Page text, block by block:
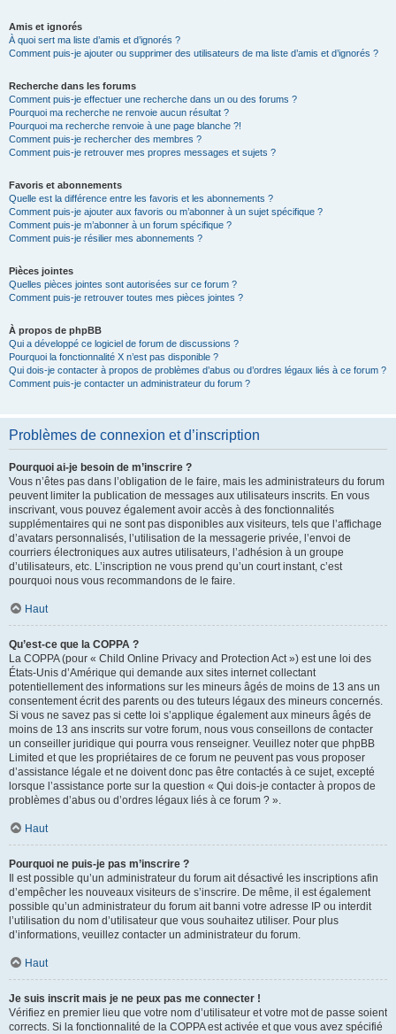
Amis et ignorés
À quoi sert ma liste d’amis et d’ignorés ?
Comment puis-je ajouter ou supprimer des utilisateurs de ma liste d’amis et d’ignorés ?
Recherche dans les forums
Comment puis-je effectuer une recherche dans un ou des forums ?
Pourquoi ma recherche ne renvoie aucun résultat ?
Pourquoi ma recherche renvoie à une page blanche ?!
Comment puis-je rechercher des membres ?
Comment puis-je retrouver mes propres messages et sujets ?
Favoris et abonnements
Quelle est la différence entre les favoris et les abonnements ?
Comment puis-je ajouter aux favoris ou m’abonner à un sujet spécifique ?
Comment puis-je m’abonner à un forum spécifique ?
Comment puis-je résilier mes abonnements ?
Pièces jointes
Quelles pièces jointes sont autorisées sur ce forum ?
Comment puis-je retrouver toutes mes pièces jointes ?
À propos de phpBB
Qui a développé ce logiciel de forum de discussions ?
Pourquoi la fonctionnalité X n’est pas disponible ?
Qui dois-je contacter à propos de problèmes d’abus ou d’ordres légaux liés à ce forum ?
Comment puis-je contacter un administrateur du forum ?
Problèmes de connexion et d’inscription
Pourquoi ai-je besoin de m’inscrire ?
Vous n’êtes pas dans l’obligation de le faire, mais les administrateurs du forum
peuvent limiter la publication de messages aux utilisateurs inscrits. En vous
inscrivant, vous pouvez également avoir accès à des fonctionnalités
supplémentaires qui ne sont pas disponibles aux visiteurs, tels que l’affichage
d’avatars personnalisés, l’utilisation de la messagerie privée, l’envoi de
courriers électroniques aux autres utilisateurs, l’adhésion à un groupe
d’utilisateurs, etc. L’inscription ne vous prend qu’un court instant, c’est
pourquoi nous vous recommandons de le faire.
Haut
Qu’est-ce que la COPPA ?
La COPPA (pour « Child Online Privacy and Protection Act ») est une loi des
États-Unis d’Amérique qui demande aux sites internet collectant
potentiellement des informations sur les mineurs âgés de moins de 13 ans un
consentement écrit des parents ou des tuteurs légaux des mineurs concernés.
Si vous ne savez pas si cette loi s’applique également aux mineurs âgés de
moins de 13 ans inscrits sur votre forum, nous vous conseillons de contacter
un conseiller juridique qui pourra vous renseigner. Veuillez noter que phpBB
Limited et que les propriétaires de ce forum ne peuvent pas vous proposer
d’assistance légale et ne doivent donc pas être contactés à ce sujet, excepté
lorsque l’assistance porte sur la question « Qui dois-je contacter à propos de
problèmes d’abus ou d’ordres légaux liés à ce forum ? ».
Haut
Pourquoi ne puis-je pas m’inscrire ?
Il est possible qu’un administrateur du forum ait désactivé les inscriptions afin
d’empêcher les nouveaux visiteurs de s’inscrire. De même, il est également
possible qu’un administrateur du forum ait banni votre adresse IP ou interdit
l’utilisation du nom d’utilisateur que vous souhaitez utiliser. Pour plus
d’informations, veuillez contacter un administrateur du forum.
Haut
Je suis inscrit mais je ne peux pas me connecter !
Vérifiez en premier lieu que votre nom d’utilisateur et votre mot de passe soient
corrects. Si la fonctionnalité de la COPPA est activée et que vous avez spécifié